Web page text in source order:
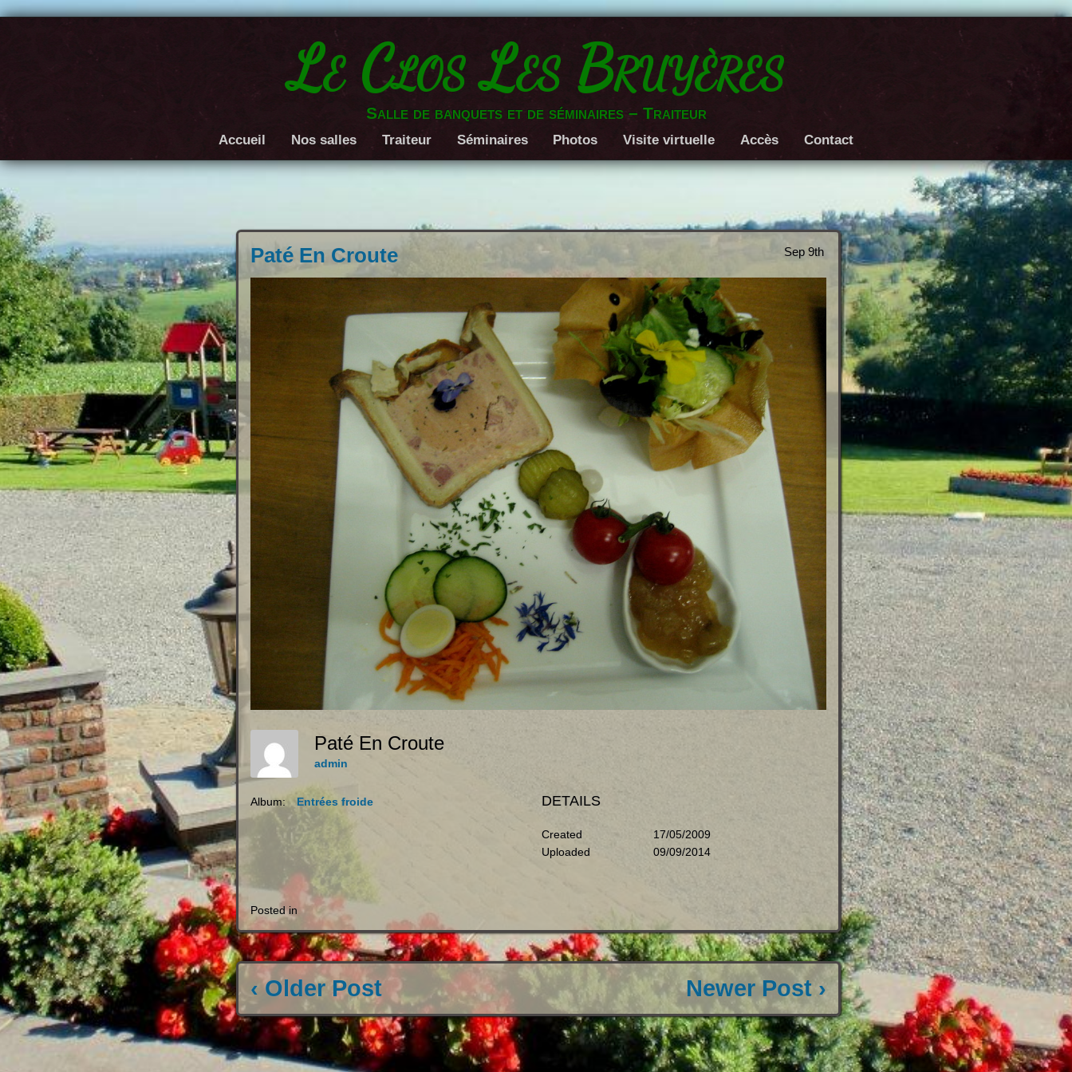
Le Clos Les Bruyères
Salle de banquets et de séminaires – Traiteur
Accueil Nos salles Traiteur Séminaires Photos Visite virtuelle Accès Contact
Sep 9th
Paté En Croute
Paté En Croute
admin
Album: Entrées froide DETAILS
Created
17/05/2009
Uploaded
09/09/2014
Posted in
‹ Older Post Newer Post ›